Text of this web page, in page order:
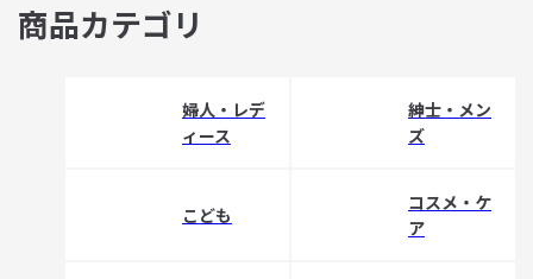
商品カテゴリ
婦人・レデ
ィース
紳士・メン
ズ
こども
コスメ・ケ
ア